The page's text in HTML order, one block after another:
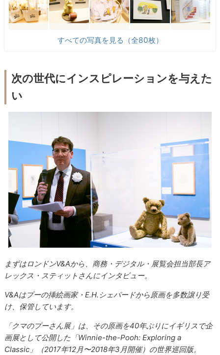
すべての写真を見る（全80枚）
次の世代にインスピレーションを与えた
い
まずはロンドンV&Aから、商務・デジタル・展覧会担当部長ア
レックス・スティットさんにインタビュー。
V&Aはプーの挿絵画家・E.H.シェパードから原画を多数譲り受
け、保管しています。
「クマのプーさん展」は、その原画を40年ぶりにイギリスで企
画展として公開した「Winnie-the-Pooh: Exploring a
Classic」（2017年12月〜2018年3月開催）の世界巡回版。